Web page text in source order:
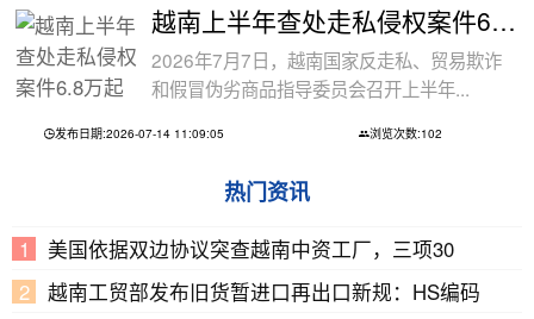
越南上半年查处走私侵权案件6.8万起
2026年7月7日，越南国家反走私、贸易欺诈
和假冒伪劣商品指导委员会召开上半年...
发布日期:2026-07-14 11:09:05 浏览次数:102
热门资讯
美国依据双边协议突查越南中资工厂，三项30
越南工贸部发布旧货暂进口再出口新规：HS编码